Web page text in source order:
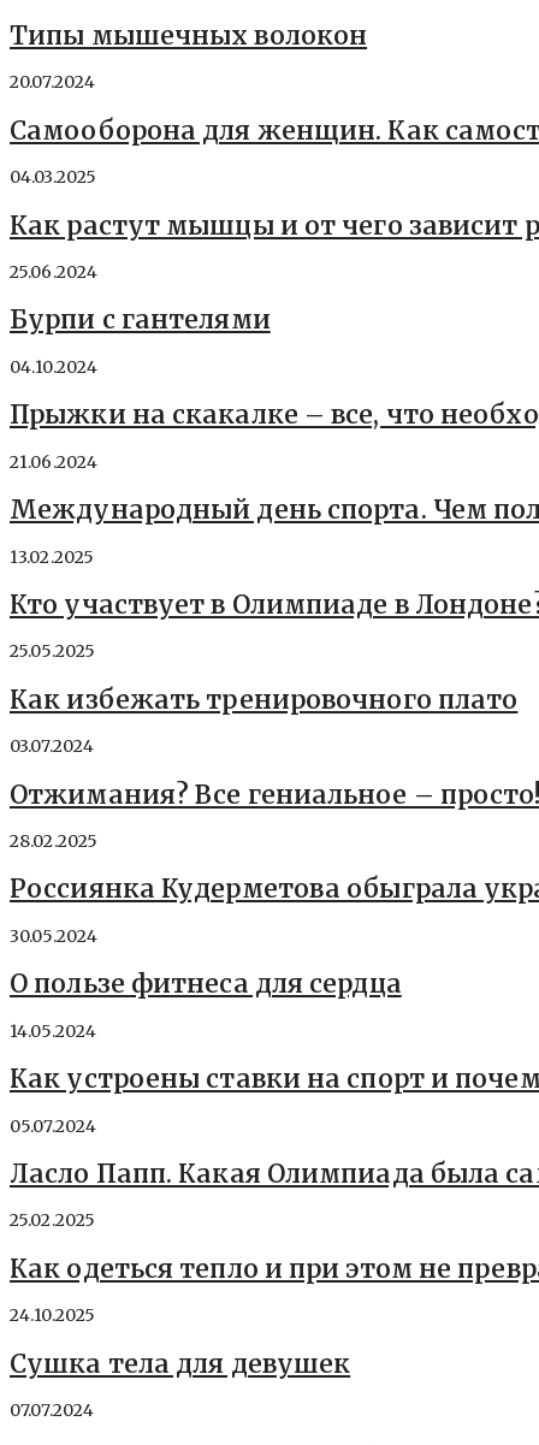
Типы мышечных волокон
20.07.2024
Самооборона для женщин. Как
04.03.2025
Как растут мышцы и от чего зависит
25.06.2024
Бурпи с гантелями
04.10.2024
Прыжки на скакалке – все, что
21.06.2024
Международный день спорта. Чем
13.02.2025
Кто участвует в Олимпиаде в
25.05.2025
Как избежать тренировочного плато
03.07.2024
Отжимания? Все гениальное –
28.02.2025
Россиянка Кудерметова обыграла
30.05.2024
О пользе фитнеса для сердца
14.05.2024
Как устроены ставки на спорт и
05.07.2024
Ласло Папп. Какая Олимпиада была
25.02.2025
Как одеться тепло и при этом не
24.10.2025
Сушка тела для девушек
07.07.2024